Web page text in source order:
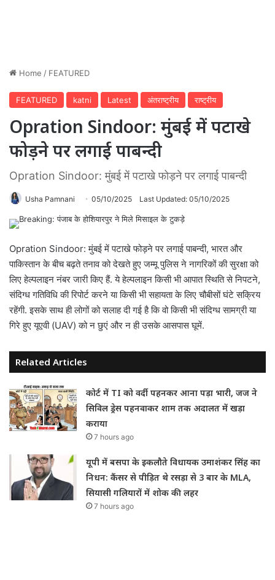
Home / FEATURED
FEATURED katni Latest अंतराष्ट्रीय राष्ट्रीय
Opration Sindoor: मुंबई में पटाखे
फोड़ने पर लगाई पाबन्दी
Opration Sindoor: मुंबई में पटाखे फोड़ने पर लगाई पाबन्दी
Usha Pamnani 05/10/2025 Last Updated: 05/10/2025
Opration Sindoor: मुंबई में पटाखे फोड़ने पर लगाई पाबन्दी, भारत और
पाकिस्तान के बीच बढ़ते तनाव को देखते हुए जम्मू पुलिस ने नागरिकों की सुरक्षा को
लिए हेल्पलाइन नंबर जारी किए हैं. ये हेल्पलाइन किसी भी आपात स्थिति से निपटने,
संदिग्ध गतिविधि की रिपोर्ट करने या किसी भी सहायता के लिए चौबीसों घंटे सक्रिय
रहेंगी. इसके साथ ही लोगों को सलाह दी गई है कि वो किसी भी संदिग्ध सामग्री या
गिरे हुए यूएवी (UAV) को न छुएं और न ही उसके आसपास घूमें.
Related Articles
कोर्ट में TI को वर्दी पहनकर आना पड़ा भारी, जज ने
सिविल ड्रेस पहनवाकर शाम तक अदालत में खड़ा
कराया
7 hours ago
यूपी में बसपा के इकलौते विधायक उमाशंकर सिंह का
निधन: कैंसर से पीड़ित थे रसड़ा से 3 बार के MLA,
सियासी गलियारों में शोक की लहर
7 hours ago